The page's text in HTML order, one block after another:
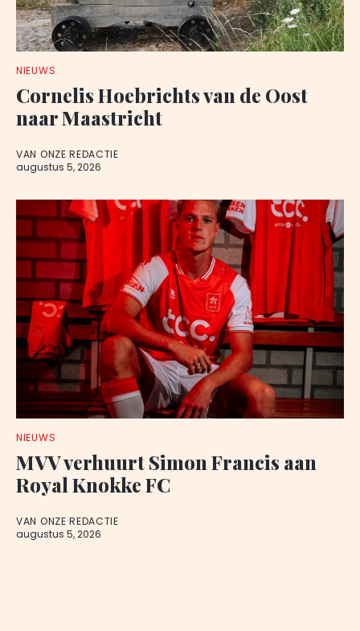
NIEUWS
Cornelis Hoebrichts van de Oost
naar Maastricht
VAN ONZE REDACTIE
augustus 5, 2026
NIEUWS
MVV verhuurt Simon Francis aan
Royal Knokke FC
VAN ONZE REDACTIE
augustus 5, 2026